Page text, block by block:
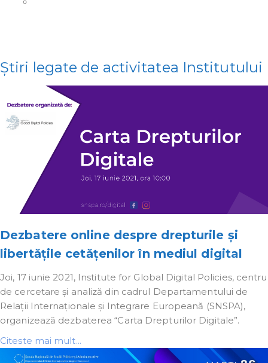
Știri legate de activitatea Institutului
Dezbatere online despre drepturile și
libertățile cetățenilor în mediul digital
Joi, 17 iunie 2021, Institute for Global Digital Policies, centru
de cercetare și analiză din cadrul Departamentului de
Relații Internaționale și Integrare Europeană (SNSPA),
organizează dezbaterea “Carta Drepturilor Digitale”.
Citeste mai mult...